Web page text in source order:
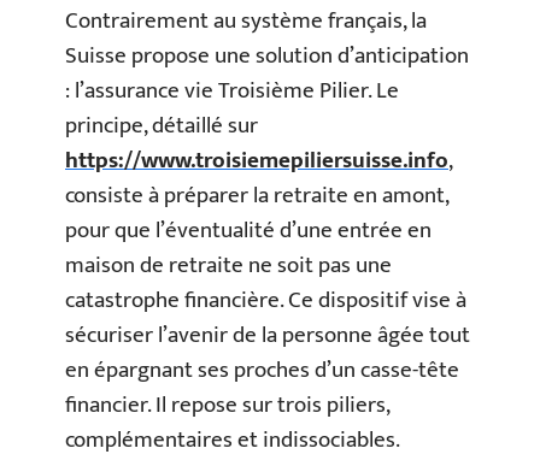
Contrairement au système français, la
Suisse propose une solution d’anticipation
: l’assurance vie Troisième Pilier. Le
principe, détaillé sur
https://www.troisiemepiliersuisse.info,
consiste à préparer la retraite en amont,
pour que l’éventualité d’une entrée en
maison de retraite ne soit pas une
catastrophe financière. Ce dispositif vise à
sécuriser l’avenir de la personne âgée tout
en épargnant ses proches d’un casse-tête
financier. Il repose sur trois piliers,
complémentaires et indissociables.